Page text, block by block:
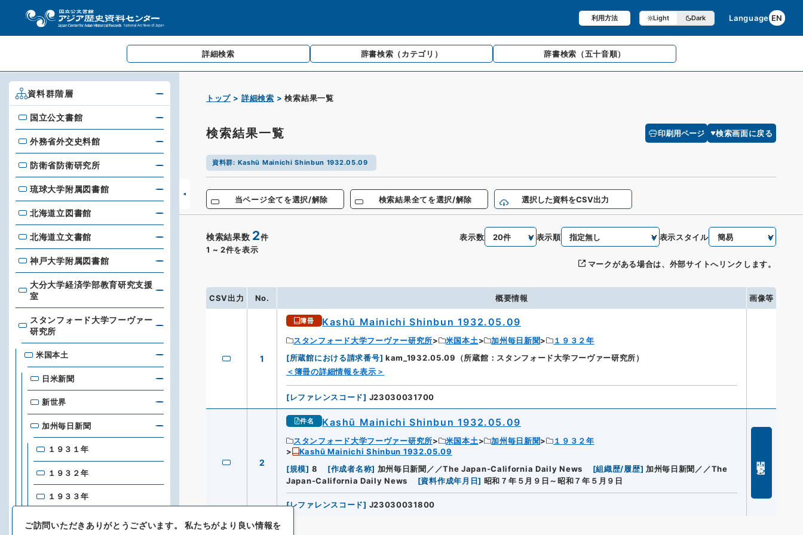
利用方法 Light Dark Language EN
詳細検索 辞書検索 （カテゴリ） 辞書検索 （五十音順）
トップ 詳細検索 検索結果一覧
検索結果一覧 印刷用ページ 検索画面に戻る
資料群: Kashū Mainichi Shinbun 1932.05.09
当ページ全てを選択/解除 検索結果全てを選択/解除 選択した資料をCSV出力
検索結果数 2件
1 ~ 2件を表示
表示数 表示順 表示スタイル
マークがある場合は、外部サイトへリンクします。
CSV出力 No. 概要情報 画像等
1
簿冊 Kashū Mainichi Shinbun 1932.05.09
スタンフォード大学フーヴァー研究所 米国本土 加州毎日新聞
１９３２年
[所蔵館における請求番号] kam_1932.05.09（所蔵館：スタンフォード大学フーヴァー研究所）
＜簿冊の詳細情報を表示＞
[レファレンスコード] J23030031700
2
件名 Kashū Mainichi Shinbun 1932.05.09
スタンフォード大学フーヴァー研究所 米国本土 加州毎日新聞
１９３２年
Kashū Mainichi Shinbun 1932.05.09
[規模] 8 [作成者名称] 加州毎日新聞／／The Japan-California Daily News [組織歴/履歴] 加州毎日新聞／／The
Japan-California Daily News
[資料作成年月日] 昭和７年５月９日～昭和７年５月９日
[レファレンスコード] J23030031800
資料群階層
国立公文書館
国立公文書館
外務省外交史料館
外務省外交史料館
防衛省防衛研究所
防衛省防衛研究所
琉球大学附属図書館
琉球大学附属図書館
北海道立図書館
北海道立図書館
北海道立文書館
北海道立文書館
神戸大学附属図書館
神戸大学附属図書館
大分大学経済学部教育研究支援室
大分大学経済学部教育研究支援
室
スタンフォード大学フーヴァー研究所
スタンフォード大学フーヴァー
研究所
米国本土
日米新聞
新世界
加州毎日新聞
１９３１年
１９３２年
１９３３年
１９３４年
ご訪問いただきありがとうございます。私たちがより良い情報を